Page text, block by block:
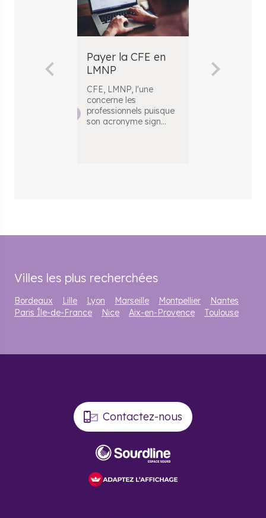
Payer la CFE en
LMNP
CFE, LMNP, l'une
concerne les
professionnels puisque
son acronyme sign...
régime
Villes les plus recherchées
Bordeaux Lille Lyon Marseille Montpellier
Nantes
Paris Île-de-France
Nice Aix-en-Provence Toulouse
Contactez-nous